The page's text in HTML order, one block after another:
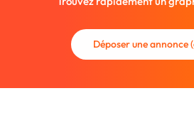
Déposer une annonce